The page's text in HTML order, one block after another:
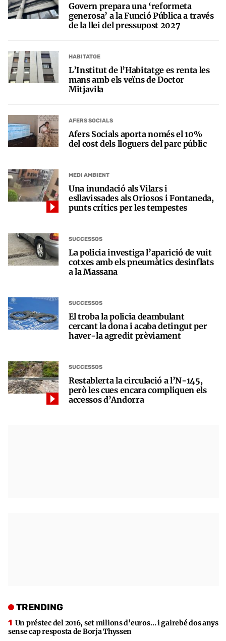
Govern prepara una ‘reformeta
generosa’ a la Funció Pública a través
de la llei del pressupost 2027
HABITATGE
L’Institut de l’Habitatge es renta les
mans amb els veïns de Doctor
Mitjavila
AFERS SOCIALS
Afers Socials aporta només el 10%
del cost dels lloguers del parc públic
MEDI AMBIENT
Una inundació als Vilars i
esllavissades als Oriosos i Fontaneda,
punts crítics per les tempestes
SUCCESSOS
La policia investiga l’aparició de vuit
cotxes amb els pneumàtics desinflats
a la Massana
SUCCESSOS
El troba la policia deambulant
cercant la dona i acaba detingut per
haver-la agredit prèviament
SUCCESSOS
Restablerta la circulació a l’N-145,
però les cues encara compliquen els
accessos d’Andorra
TRENDING
Un préstec del 2016, set milions d’euros… i gairebé dos anys
sense cap resposta de Borja Thyssen